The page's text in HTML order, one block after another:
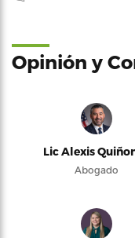
Opinión y
Lic Alexis
Abogado